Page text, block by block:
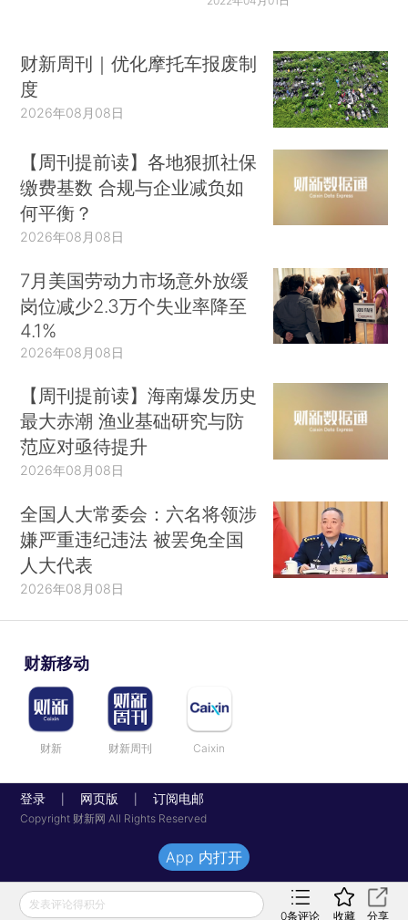
财新周刊｜优化摩托车报废制
度
2026年08月08日
【周刊提前读】各地狠抓社保
缴费基数 合规与企业减负如
何平衡？
2026年08月08日
7月美国劳动力市场意外放缓
岗位减少2.3万个失业率降至
4.1%
2026年08月08日
【周刊提前读】海南爆发历史
最大赤潮 渔业基础研究与防
范应对亟待提升
2026年08月08日
全国人大常委会：六名将领涉
嫌严重违纪违法 被罢免全国
人大代表
2026年08月08日
财新移动
财新 财新周刊 Caixin
登录 网页版 订阅电邮
Copyright 财新网 All Rights Reserved
发表评论得积分
0条评论 收藏 分享
App 内打开